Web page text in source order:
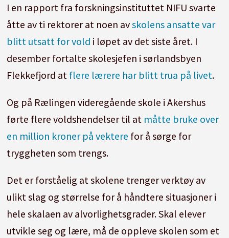
I en rapport fra forskningsinstituttet NIFU svarte
åtte av ti rektorer at noen avskolens ansatte var
blitt utsatt for vold i løpet av det siste året. I
desember fortalte skolesjefen i sørlandsbyen
Flekkefjord at flere lærere har blitt trua på livet.
Og på Rælingen videregående skole i Akershus
førte flere voldshendelser til at måtte bruke over
en million kroner på vektere for å sørge for
tryggheten som trengs.
Det er forståelig at skolene trenger verktøy av
ulikt slag og størrelse for å håndtere situasjoner i
hele skalaen av alvorlighetsgrader. Skal elever
utvikle seg og lære, må de oppleve skolen som et